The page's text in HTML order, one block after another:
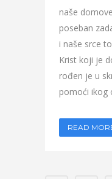
naše
poseban
i naše srce
Krist koji je
rođen je u
pomoći ikog
READ